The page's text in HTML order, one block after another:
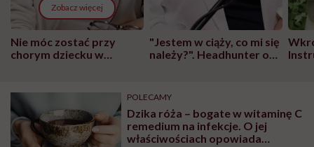
Zobacz więcej
Nie móc zostać przy
chorym dziecku w
może chyba tylko
głupota i brak
wyobraźni"
"Jestem w ciąży, co mi się
należy?". Headhunter o
pracy
POLECAMY
Dzika róża – bogate w witaminę C
remedium na infekcje. O jej
właściwościach opowiada